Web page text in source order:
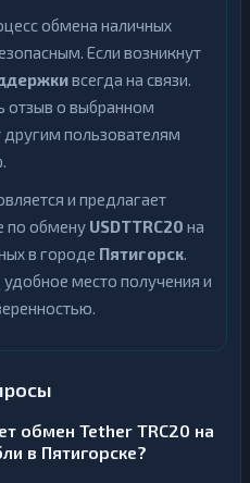
обмена наличных
Если возникнут
всегда на связи.
отзыв о выбранном
пользователям
и предлагает
по обмену USDTTRC20 на
в городе Пятигорск.
место получения и
обмен Tether TRC20 на
в Пятигорске?